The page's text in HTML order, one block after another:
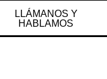
LLÁMANOS Y
HABLAMOS